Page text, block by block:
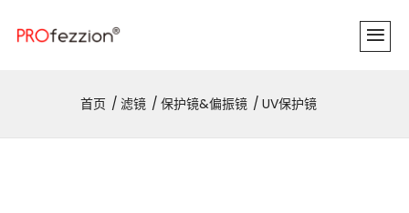
首页 滤镜 保护镜&偏振镜 UV保护镜